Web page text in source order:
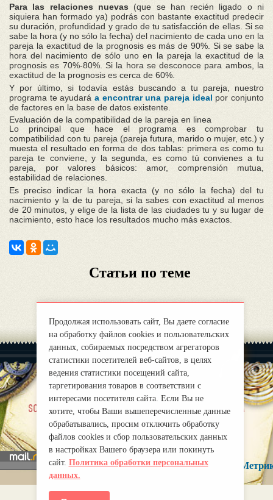
Para las relaciones nuevas(que se han recién ligado o ni
siquiera han formado ya) podrás con bastante exactitud predecir
su duración, profundidad y grado de tu satisfacción de ellas. Si se
sabe la hora (y no sólo la fecha) del nacimiento de cada uno en la
pareja la exactitud de la prognosis es más de 90%. Si se sabe la
hora del nacimiento de sólo uno en la pareja la exactitud de la
prognosis es 70%-80%. Si la hora se desconoce para ambos, la
exactitud de la prognosis es cerca de 60%.
Y por último, si todavía estás buscando a tu pareja, nuestro
programa te ayudará a encontrar una pareja ideal por conjunto
de factores en la base de datos existente.
Evaluación de la compatibilidad de la pareja en linea
Lo principal que hace el programa es comprobar tu
compatibilidad con tu pareja (pareja futura, marido o mujer, etc.) y
muesta el resultado en forma de dos tablas: primera es como tu
pareja te conviene, y la segunda, es como tú convienes a tu
pareja, por valores básicos: amor, comprensión mutua,
estabilidad de relaciones.
Es preciso indicar la hora exacta (y no sólo la fecha) del tu
nacimiento y la de tu pareja, si la sabes con exactitud al menos
de 20 minutos, y elige de la lista de las ciudades tu y su lugar de
nacimiento, esto hace los resultados mucho más exactos.
Статьи по теме
sobre nosotros
Правила
mirprognoz@mail.ru
Продолжая использовать сайт, Вы даете согласие
на обработку файлов cookies и пользовательских
данных, собираемых посредством агрегаторов
статистики посетителей веб-сайтов, в целях
ведения статистики посещений сайта,
таргетирования товаров в соответствии с
интересами посетителя сайта. Если Вы не
хотите, чтобы Ваши вышеперечисленные данные
обрабатывались, просим отключить обработку
файлов cookies и сбор пользовательских данных
в настройках Вашего браузера или покинуть
сайт. Политика обработки персональных
данных.